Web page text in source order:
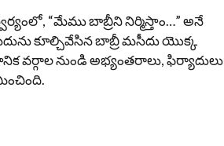
“మేము బాబ్రీని నిర్మిస్తాం…” అనే
కూల్చివేసిన బాబ్రీ మసీదు యొక్క
వర్గాల నుండి అభ్యంతరాలు, ఫిర్యాదులు